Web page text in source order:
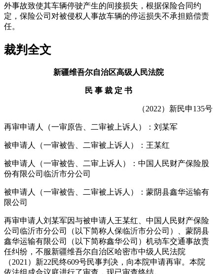
外事故致使其车辆停驶产生的间接损失，根据保险合同约
定，保险公司对被侵权人事故车辆的停运损失不承担赔偿责
任。
裁判全文
新疆维吾尔自治区高级人民法院
民 事 裁 定 书
（2022）新民申135号
再审申请人（一审原告、二审被上诉人）：刘某军
被申请人（一审被告、二审被上诉人）：王某红
被申请人（一审被告、二审上诉人）：中国人民财产保险股
份有限公司临沂市分公司
被申请人（一审被告、二审被上诉人）：蒙阴县鑫华运输有
限公司
再审申请人刘某军因与被申请人王某红、中国人民财产保险
公司临沂市分公司（以下简称人保临沂市分公司）、蒙阴县
鑫华运输有限公司（以下简称鑫华公司）机动车交通事故责
任纠纷，不服新疆维吾尔自治区哈密市中级人民法院
（2021）新22民终609号民事判决，向本院申请再审。本院
依法组成合议庭进行了审查，现已审查终结。